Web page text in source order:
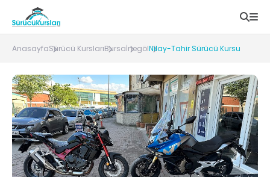
AnasayfaSürücü KurslarıBursaİnegölNilay-Tahir Sürücü Kursu